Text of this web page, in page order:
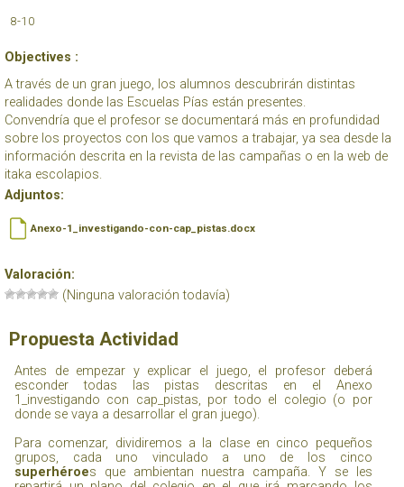
8-10
Objectives :
A través de un gran juego, los alumnos descubrirán distintas
realidades donde las Escuelas Pías están presentes.
Convendría que el profesor se documentará más en profundidad
sobre los proyectos con los que vamos a trabajar, ya sea desde la
información descrita en la revista de las campañas o en la web de
itaka escolapios.
Adjuntos:
Anexo-1_investigando-con-cap_pistas.docx
Valoración:
(Ninguna valoración todavía)
Propuesta Actividad
Antes de empezar y explicar el juego, el profesor deberá
esconder todas las pistas descritas en el Anexo
1_investigando con cap_pistas, por todo el colegio (o por
donde se vaya a desarrollar el gran juego).
Para comenzar, dividiremos a la clase en cinco pequeños
grupos, cada uno vinculado a uno de los cinco
superhéroes que ambientan nuestra campaña. Y se les